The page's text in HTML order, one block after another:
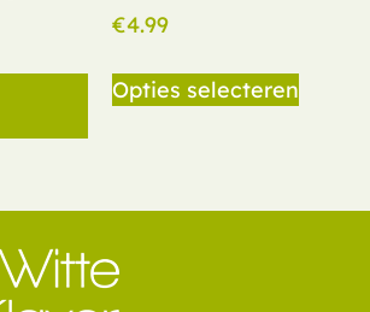
€4.99
Opties selecteren